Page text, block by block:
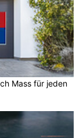
Mass für jeden